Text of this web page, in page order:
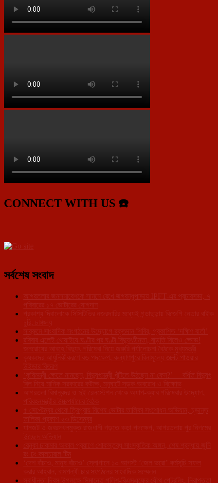
CONNECT WITH US ☎️
সর্বশেষ সংবাদ
আগরতলার জনসমাবেশকে সামনে রেখে জগবন্ধুপাড়ায় IPFT-এর প্রচারসভা, ৭
পরিবারের ১৭ ভোটারের যোগদান
প্রকাশ্য দিবালোকে সিসিটিভির নজরদারির মধ্যেই গন্ডাছড়ায় বিজেপি নেতার বাইক
চুরি, চাঞ্চল্য
সাব্রুমে সাংবাদিক সংগঠনের উদ্যোগে রক্তদান শিবির, প্রকাশিত ‘দক্ষিণ বার্তা’
রবিবার এলেই খোয়াইয়ে ঘণ্টার পর ঘণ্টা বিদ্যুৎহীনতা, বাড়তি বিলেও ক্ষোভ!
জনরোষের আবহে বিদ্যুৎ পরিষেবা নিয়ে জরুরি পর্যালোচনা বৈঠকে মুখ্যমন্ত্রী
কৃষকদের আধুনিকীকরণে বড় পদক্ষেপ, কল্যাণপুরে বিনামূল্যে ৩৮টি পাওয়ার
উইডার বিতরণ
‘কৃষিমন্ত্রী ক্ষেতে নামছেন, বিদ্যুৎমন্ত্রী খুঁটিতে উঠছেন না কেন?’— বর্ধিত বিদ্যুৎ
বিল নিয়ে মানিক সরকারের কটাক্ষ, মনুঘাটে সড়ক অবরোধ ও বিক্ষোভ
আগরতলা বিমানবন্দর ও দুই রেলস্টেশন থেকে অ্যাপ-ক্যাব পরিষেবার উদ্যোগ,
পরিবহনমন্ত্রীর উচ্চপর্যায়ের বৈঠক
৫ সেপ্টেম্বর থেকে ত্রিপুরায় বিশেষ ভোটার তালিকা সংশোধন অভিযান, চূড়ান্ত
তালিকা প্রকাশ ২৩ ডিসেম্বর
যানজট ও জবরদখলমুক্ত রাজধানী গড়তে কড়া পদক্ষেপ, আগরতলায় পুর নিগমের
উচ্ছেদ অভিযান
রেনুকা চাকমার অকাল প্রয়াণে শোকস্তব্ধ সাংস্কৃতিক অঙ্গন, শেষ শ্রদ্ধায় জুনি
রং ঢং কালচারাল টিম
‘দেশ বাঁচাও, মানুষ বাঁচাও’ স্লোগানে ১০ আগস্ট ‘জেল ভরো’ কর্মসূচি সফল
করার আহ্বান, বামপন্থী চার সংগঠনের সাংবাদিক সম্মেলন
স্বাধীনতা দিবস উপলক্ষে সিমান্তে পুলিশ-বিএসএফের যৌথ পেট্রলিং, নিরাপত্তা